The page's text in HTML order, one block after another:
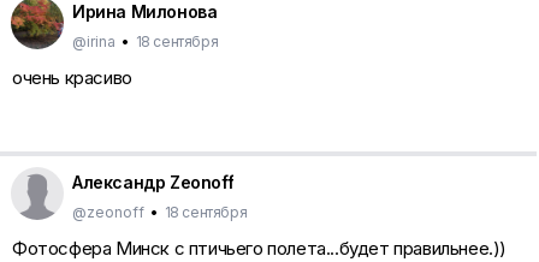
Ирина Милонова
@irina • 18 сентября
очень красиво
Александр Zeonoff
@zeonoff • 18 сентября
Фотосфера Минск с птичьего полета...будет правильнее.))